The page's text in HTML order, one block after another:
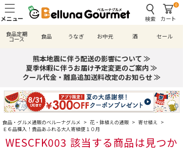
検索
0
カート
食品定期
コース 食品 うなぎ お中元 酒 セール
熊本地震に伴う配送の影響について ≫
夏季休暇に伴うお届け予定変更のご案内 ≫
クール代金・離島追加送料改定のお知らせ ≫
食品・グルメ通販のベルーナグルメ > 花・鉢植えの通販 > 寄せ植え
>
Ｅ６品種入！貴品あふれる大人寄植便１０月
WESCFK003 該当する商品は見つか